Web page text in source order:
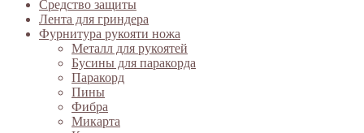
Средство защиты
Лента для гриндера
Фурнитура рукояти ножа
Металл для рукоятей
Бусины для паракорда
Паракорд
Пины
Фибра
Микарта